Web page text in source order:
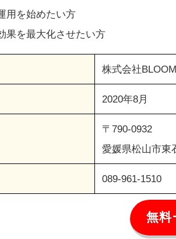
用を始めたい方
果を最大化させたい方
株式会社
2020年8月
〒790-0932
愛媛県松山市東
089-961-1510
無料